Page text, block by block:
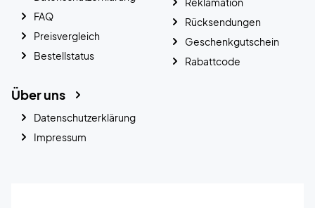
FAQ
Preisvergleich
Bestellstatus
Rücksendungen
Geschenkgutschein
Rabattcode
Über uns
Datenschutzerklärung
Impressum